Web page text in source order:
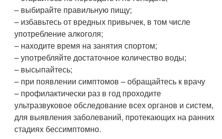
– выбирайте правильную пищу;
– избавьтесь от вредных привычек, в том числе
употребление алкоголя;
– находите время на занятия спортом;
– употребляйте достаточное количество воды;
– высыпайтесь;
– при появлении симптомов – обращайтесь к врачу
– профилактически раз в год проходите
ультразвуковое обследование всех органов и систем,
для выявления заболеваний, протекающих на ранних
стадиях бессимптомно.